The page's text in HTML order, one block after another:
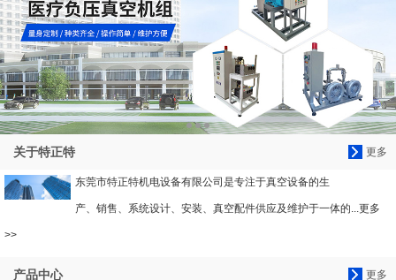
更多
关于特正特
东莞市特正特机电设备有限公司是专注于真空设备的生
产、销售、系统设计、安装、真空配件供应及维护于一体的...更多
>>
更多
产品中心